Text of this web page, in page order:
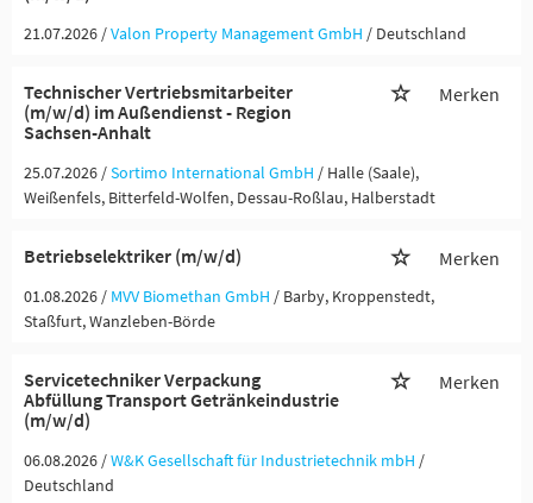
21.07.2026 /Valon Property Management GmbH / Deutschland
Technischer Vertriebsmitarbeiter
(m/w/d) im Außendienst - Region
Sachsen-Anhalt
Merken
25.07.2026 /Sortimo International GmbH / Halle (Saale),
Weißenfels, Bitterfeld-Wolfen, Dessau-Roßlau, Halberstadt
Betriebselektriker (m/w/d) Merken
01.08.2026 / MVV Biomethan GmbH / Barby, Kroppenstedt,
Staßfurt, Wanzleben-Börde
Servicetechniker Verpackung
Abfüllung Transport Getränkeindustrie
(m/w/d)
Merken
06.08.2026 /W&K Gesellschaft für Industrietechnik mbH /
Deutschland